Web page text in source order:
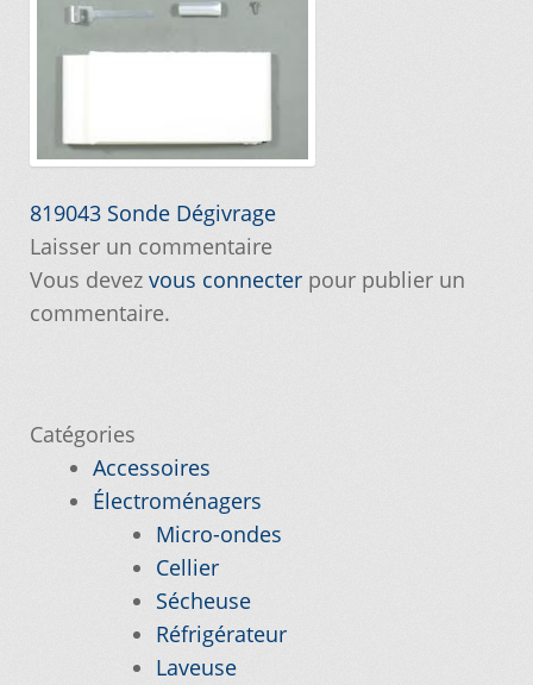
Enquiry Cart
Informations pour la livraison ou la cueillette
Laveuse Whirlpool, je désire voir….
Mon compte
Nos promotions
Notre objectif
Navigation
de
l’article
Article
précédent :
819043 Sonde Dégivrage
Laisser un commentaire
Vous devez vous connecterpour publier un
commentaire.
Catégories
Accessoires
Électroménagers
Micro-ondes
Cellier
Sécheuse
Réfrigérateur
Laveuse